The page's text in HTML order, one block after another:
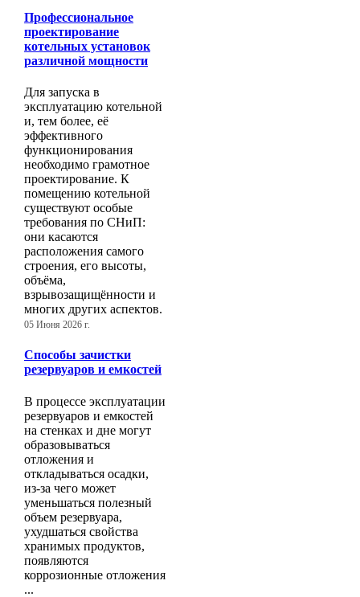
Профессиональное
проектирование
котельных установок
различной мощности
Для запуска в
эксплуатацию котельной
и, тем более, её
эффективного
функционирования
необходимо грамотное
проектирование. К
помещению котельной
существуют особые
требования по СНиП:
они касаются
расположения самого
строения, его высоты,
объёма,
взрывозащищённости и
многих других аспектов.
05 Июня 2026 г.
Способы зачистки
резервуаров и емкостей
В процессе эксплуатации
резервуаров и емкостей
на стенках и дне могут
образовываться
отложения и
откладываться осадки,
из-за чего может
уменьшаться полезный
объем резервуара,
ухудшаться свойства
хранимых продуктов,
появляются
коррозионные отложения
...